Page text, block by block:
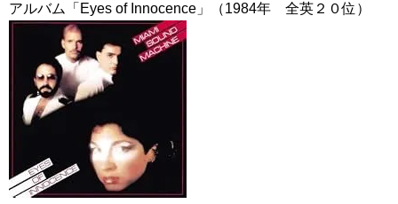
アルバム「Eyes of Innocence」（1984年 全英２０位）